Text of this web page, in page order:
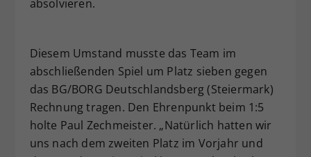
absolvieren.
Diesem Umstand musste das Team im
abschließenden Spiel um Platz sieben gegen
das BG/BORG Deutschlandsberg (Steiermark)
Rechnung tragen. Den Ehrenpunkt beim 1:5
holte Paul Zechmeister. „Natürlich hatten wir
uns nach dem zweiten Platz im Vorjahr und